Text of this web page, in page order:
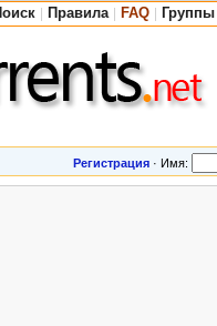
Правила FAQ Группы
Регистрация · Имя: